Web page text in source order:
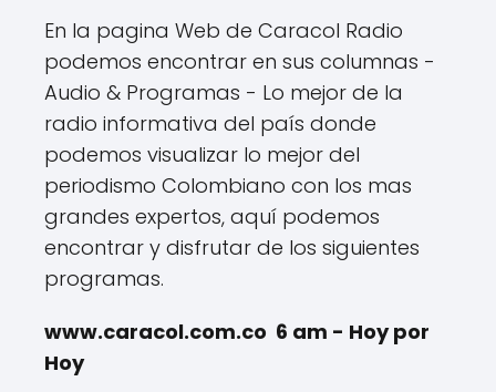
En la pagina Web de Caracol Radio
podemos encontrar en sus columnas -
Audio & Programas - Lo mejor de la
radio informativa del país donde
podemos visualizar lo mejor del
periodismo Colombiano con los mas
grandes expertos, aquí podemos
encontrar y disfrutar de los siguientes
programas.
www.caracol.com.co 6 am - Hoy por
Hoy